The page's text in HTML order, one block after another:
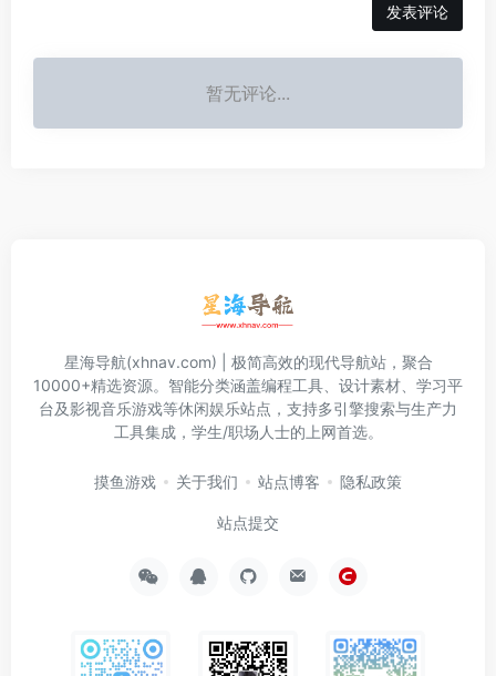
发表评论
暂无评论...
星海导航(xhnav.com) | 极简高效的现代导航站，聚合
10000+精选资源。智能分类涵盖编程工具、设计素材、学习平
台及影视音乐游戏等休闲娱乐站点，支持多引擎搜索与生产力
工具集成，学生/职场人士的上网首选。
摸鱼游戏 关于我们 站点博客 隐私政策
站点提交